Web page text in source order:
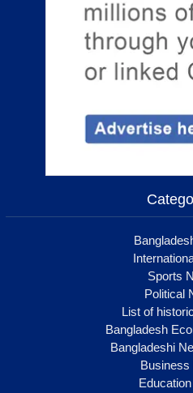
Sports
Political
List of
Bangladesh
Bangladeshi
Business